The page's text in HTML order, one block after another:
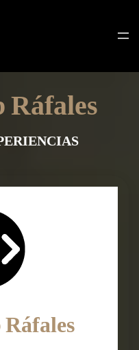
Ráfales
Ráfales